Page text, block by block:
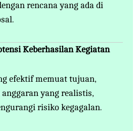
rencana yang ada di
Keberhasilan Kegiatan
efektif memuat tujuan,
yang realistis,
risiko kegagalan.